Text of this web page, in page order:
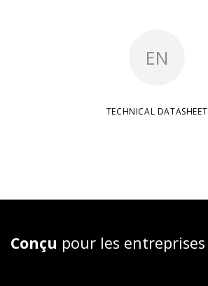
EN
TECHNICAL DATASHEET
Conçu pour les entreprises